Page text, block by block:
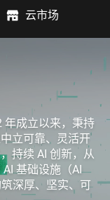
云市场
年成立以来，秉持
立可靠、灵活开
持续 AI 创新，从
基础设施（AI
深厚、坚实、可